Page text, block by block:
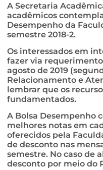
A Secretaria
acadêmicos
Desempenho da
semestre 2018-2.
Os interessados em
fazer via
agosto de 2019
Relacionamento e
lembrar que os
fundamentados.
A Bolsa Desempenho
melhores notas em
oferecidos pela
de desconto nas
semestre. No caso de
desconto por meio do